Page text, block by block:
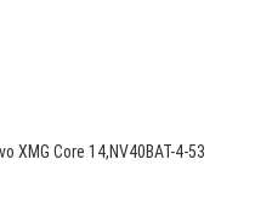
XMG Core 14,NV40BAT-4-53